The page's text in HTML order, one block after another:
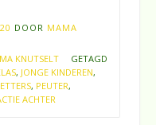
DOOR MAMA
KNUTSELT
GETAGD
, JONGE KINDEREN,
, PEUTER,
ACHTER